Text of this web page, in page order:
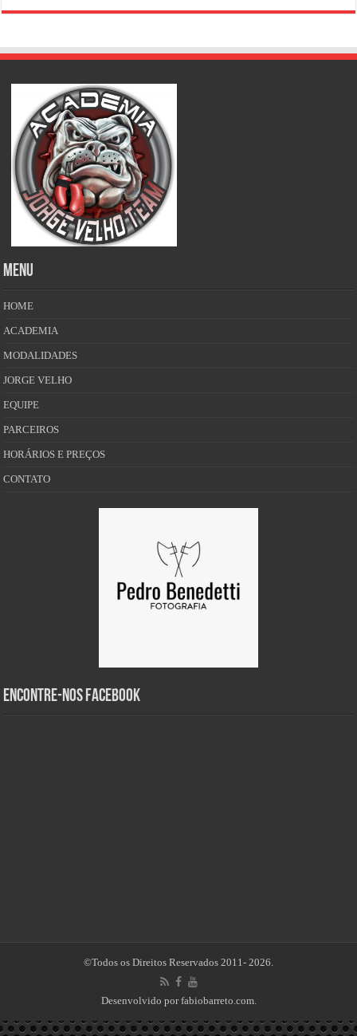
MENU
HOME
ACADEMIA
MODALIDADES
JORGE VELHO
EQUIPE
PARCEIROS
HORÁRIOS E PREÇOS
CONTATO
Encontre-nos Facebook
©Todos os Direitos Reservados 2011- 2026.
Desenvolvido porfabiobarreto.com